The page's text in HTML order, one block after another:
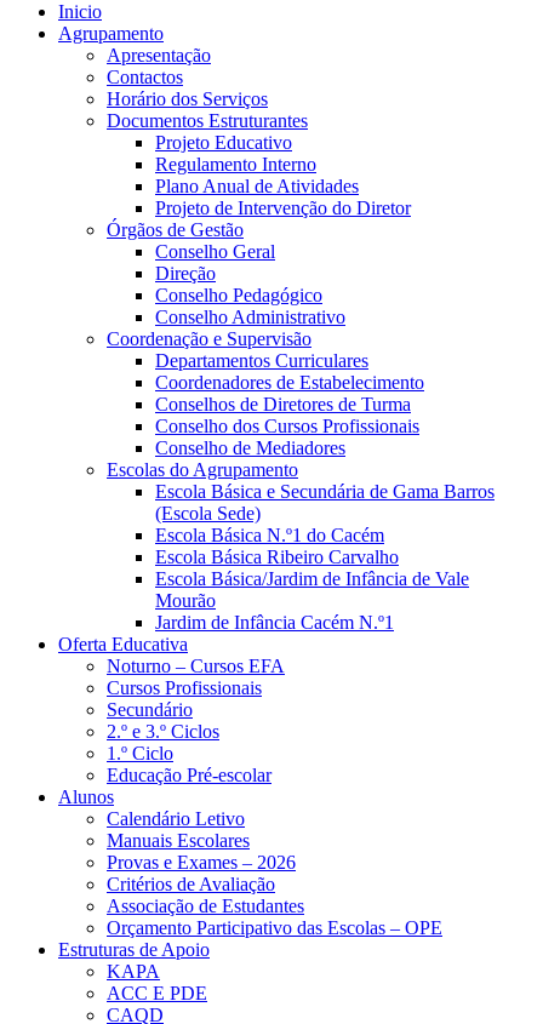
Inicio
Agrupamento
Apresentação
Contactos
Horário dos Serviços
Documentos Estruturantes
Projeto Educativo
Regulamento Interno
Plano Anual de Atividades
Projeto de Intervenção do Diretor
Órgãos de Gestão
Conselho Geral
Direção
Conselho Pedagógico
Conselho Administrativo
Coordenação e Supervisão
Departamentos Curriculares
Coordenadores de Estabelecimento
Conselhos de Diretores de Turma
Conselho dos Cursos Profissionais
Conselho de Mediadores
Escolas do Agrupamento
Escola Básica e Secundária de Gama Barros
(Escola Sede)
Escola Básica N.º1 do Cacém
Escola Básica Ribeiro Carvalho
Escola Básica/Jardim de Infância de Vale
Mourão
Jardim de Infância Cacém N.º1
Oferta Educativa
Noturno – Cursos EFA
Cursos Profissionais
Secundário
2.º e 3.º Ciclos
1.º Ciclo
Educação Pré-escolar
Alunos
Calendário Letivo
Manuais Escolares
Provas e Exames – 2026
Critérios de Avaliação
Associação de Estudantes
Orçamento Participativo das Escolas – OPE
Estruturas de Apoio
KAPA
ACC E PDE
CAQD